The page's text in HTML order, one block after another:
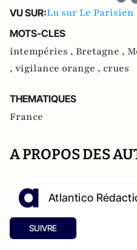
VU SUR:Lu sur Le Parisien
MOTS-CLES
intempéries , Bretagne ,
, vigilance orange , crues
THEMATIQUES
France
A PROPOS DES
Atlantico
SUIVRE